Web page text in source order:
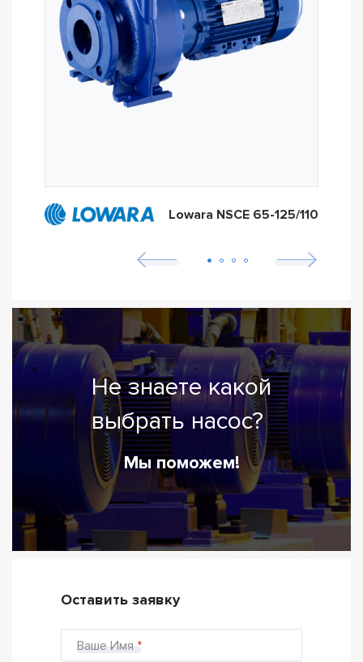
Lowara NSCE 65-125/110
Не знаете какой
выбрать насос?
Мы поможем!
Оставить заявку
Ваше Имя